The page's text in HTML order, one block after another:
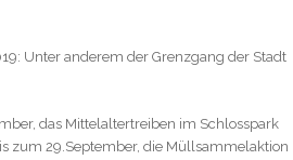
Unter anderem der Grenzgang der Stadt
das Mittelaltertreiben im Schlosspark
zum 29.September, die Müllsammelaktion